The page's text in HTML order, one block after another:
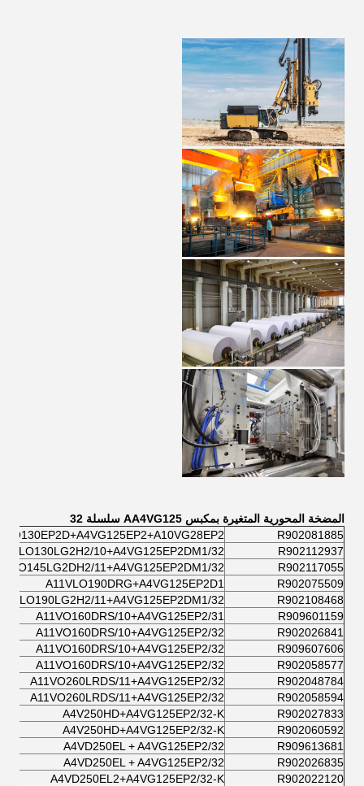
المضخة المحورية المتغيرة بمكبس AA4VG125 سلسلة 32
R902081885
R902112937
10+A4VG125EP2DM1/32
R902117055
11+A4VG125EP2DM1/32
R902075509
A11VLO190DRG+A4VG125EP2D1
R902108468
11+A4VG125EP2DM1/32
R909601159
A11VO160DRS/10+A4VG125EP2/31
R902026841
A11VO160DRS/10+A4VG125EP2/32
R909607606
A11VO160DRS/10+A4VG125EP2/32
R902058577
A11VO160DRS/10+A4VG125EP2/32
R902048784
A11VO260LRDS/11+A4VG125EP2/32
R902058594
A11VO260LRDS/11+A4VG125EP2/32
R902027833
A4V250HD+A4VG125EP2/32-K
R902060592
A4V250HD+A4VG125EP2/32-K
R909613681
A4VD250EL + A4VG125EP2/32
R902026835
A4VD250EL + A4VG125EP2/32
R902022120
A4VD250EL2+A4VG125EP2/32-K